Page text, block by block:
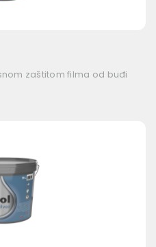
zaštitom filma od buđi